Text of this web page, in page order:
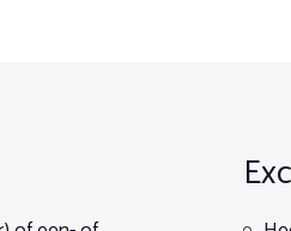
Avondmaal in een
voor beginnende ruiters